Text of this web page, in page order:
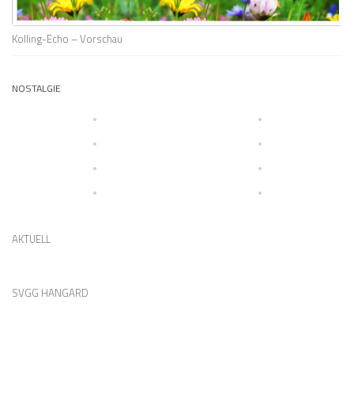
Kolling-Echo – Vorschau
NOSTALGIE
AKTUELL
SVGG HANGARD